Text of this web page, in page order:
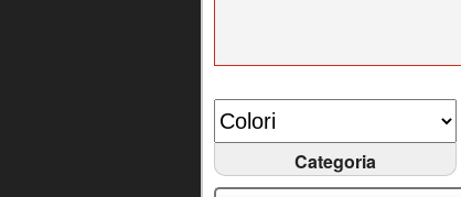
Categoria